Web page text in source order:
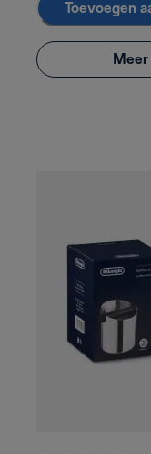
Toevoegen